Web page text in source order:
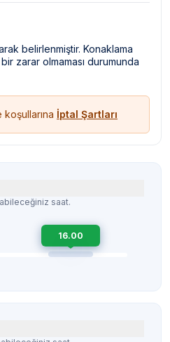
belirlenmiştir. Konaklama
zarar olmaması durumunda
İptal Şartları
saat.
16.00